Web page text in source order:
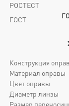
РОСТЕСТ
ГОСТ
Конструкция
Материал оправы
Цвет оправы
Диаметр линзы
Размер